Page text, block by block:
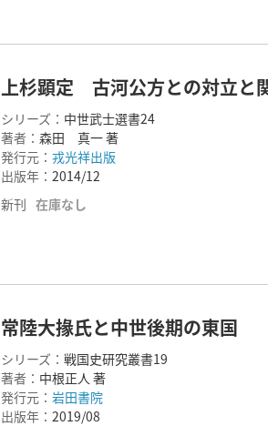
上杉顕定 古河公方との対立と
シリーズ： 中世武士選書24
著者： 森田 真一 著
発行元： 戎光祥出版
出版年： 2014/12
新刊 在庫なし
常陸大掾氏と中世後期の東国
シリーズ： 戦国史研究叢書19
著者： 中根正人 著
発行元： 岩田書院
出版年： 2019/08